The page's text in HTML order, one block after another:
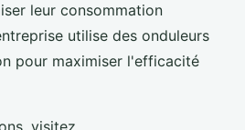
leur consommation
utilise des onduleurs
pour maximiser l'efficacité